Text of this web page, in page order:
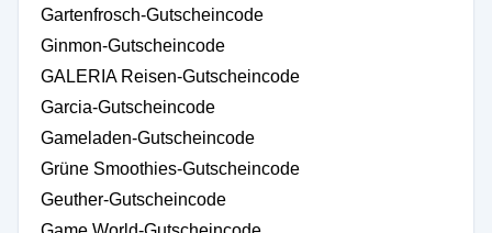
Gartenfrosch-Gutscheincode
Ginmon-Gutscheincode
GALERIA Reisen-Gutscheincode
Garcia-Gutscheincode
Gameladen-Gutscheincode
Grüne Smoothies-Gutscheincode
Geuther-Gutscheincode